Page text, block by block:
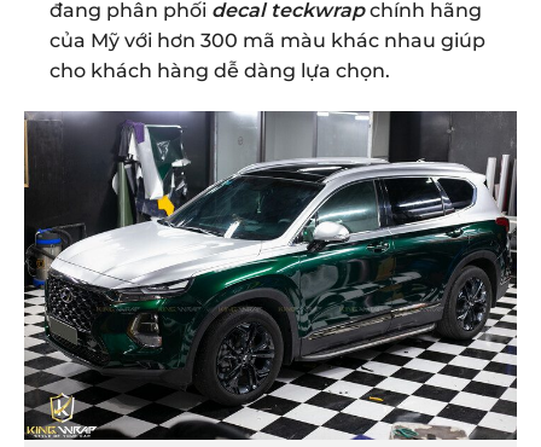
đang phân phối decal teckwrapchính hãng
của Mỹ với hơn 300 mã màu khác nhau giúp
cho khách hàng dễ dàng lựa chọn.